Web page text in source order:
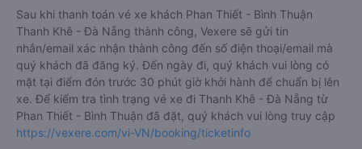
Sau khi thanh toán vé xe khách Phan Thiết - Bình Thuận
Thanh Khê - Đà Nẵng thành công, Vexere sẽ gửi tin
nhắn/email xác nhận thành công đến số điện thoại/email mà
quý khách đã đăng ký. Đến ngày đi, quý khách vui lòng có
mặt tại điểm đón trước 30 phút giờ khởi hành để chuẩn bị lên
xe. Để kiểm tra tình trạng vé xe đi Thanh Khê - Đà Nẵng từ
Phan Thiết - Bình Thuận đã đặt, quý khách vui lòng truy cập
https://vexere.com/vi-VN/booking/ticketinfo